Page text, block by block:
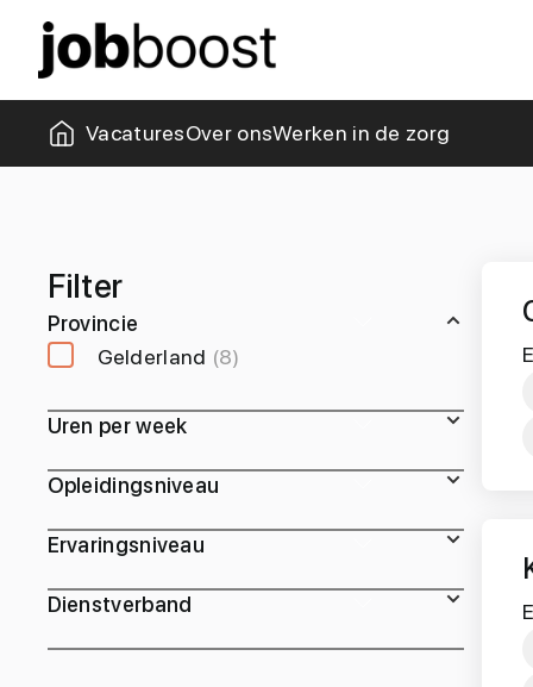
VacaturesOver ons
Missie & visie
KantoorWerken in de zorg
Zorgblogs
Filter
Provincie
Gelderland (8)
Uren per week
Opleidingsniveau
Ervaringsniveau
Dienstverband